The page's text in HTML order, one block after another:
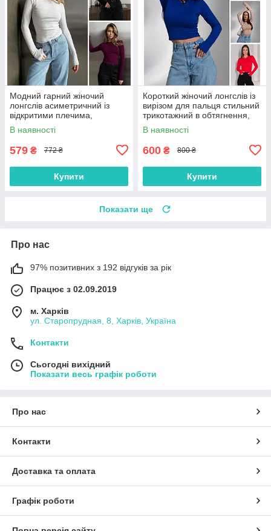
Модний гарний жіночий
лонгслів асиметричний із
відкритими плечима,
бордовий, чорний,
коричневий
В наявності
579 ₴ 772 ₴
Купити
Короткий жіночий лонгслів із
вирізом для пальця стильний
трикотажний в обтягнення,
синій, чорний, червоний,
бежевий
В наявності
600 ₴ 800 ₴
Купити
Показати ще
Про нас
97% позитивних з 192 відгуків за рік
Працює з 02.09.2019
м. Харків
ул. Старопрудная, 8, Харків, Україна
Контакти
Сьогодні вихідний
Показати весь графік роботи
Про нас
Контакти
Доставка та оплата
Графік роботи